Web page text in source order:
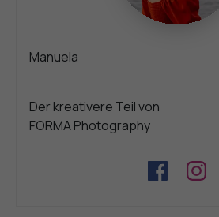
Manuela
Der kreativere Teil von
FORMA Photography